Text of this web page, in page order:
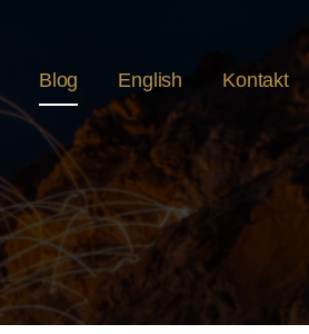
Blog English Kontakt